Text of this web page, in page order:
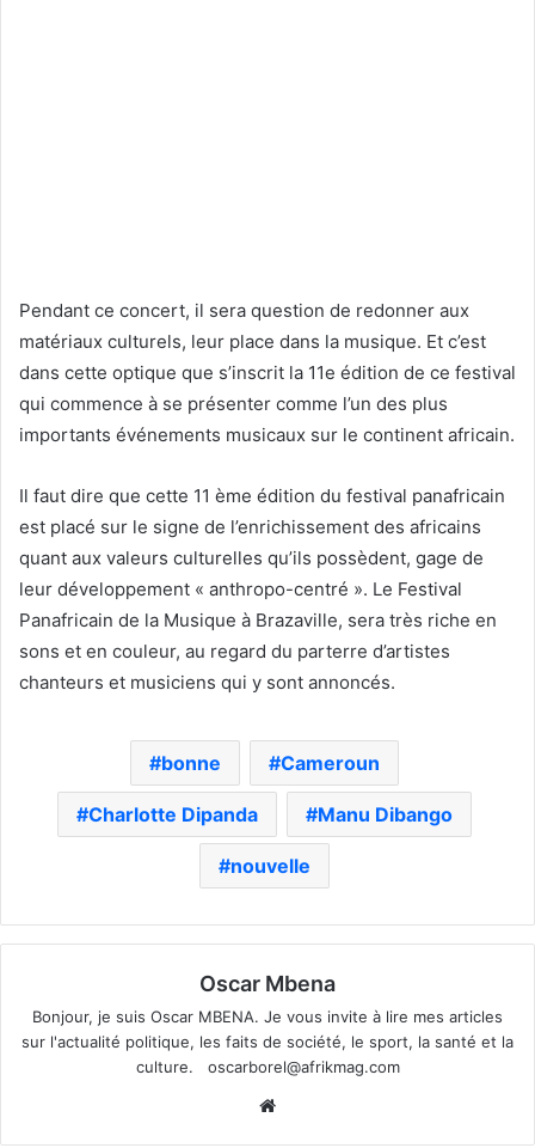
Pendant ce concert, il sera question de redonner aux
matériaux culturels, leur place dans la musique. Et c’est
dans cette optique que s’inscrit la 11e édition de ce festival
qui commence à se présenter comme l’un des plus
importants événements musicaux sur le continent africain.
Il faut dire que cette 11 ème édition du festival panafricain
est placé sur le signe de l’enrichissement des africains
quant aux valeurs culturelles qu’ils possèdent, gage de
leur développement « anthropo-centré ». Le Festival
Panafricain de la Musique à Brazaville, sera très riche en
sons et en couleur, au regard du parterre d’artistes
chanteurs et musiciens qui y sont annoncés.
bonne Cameroun
Charlotte Dipanda Manu Dibango
nouvelle
Oscar Mbena
Bonjour, je suis Oscar MBENA. Je vous invite à lire mes articles
sur l'actualité politique, les faits de société, le sport, la santé et la
culture. oscarborel@afrikmag.com